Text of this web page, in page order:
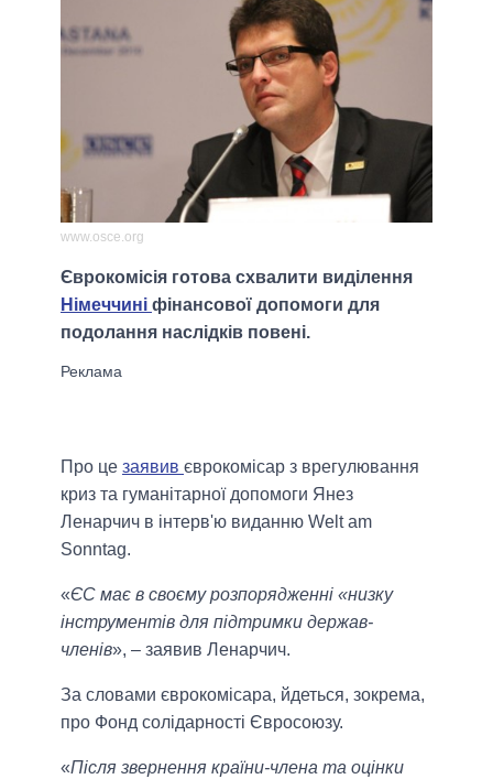
www.osce.org
Єврокомісія готова схвалити виділення
Німеччині фінансової допомоги для
подолання наслідків повені.
Про це заявив єврокомісар з врегулювання
криз та гуманітарної допомоги Янез
Ленарчич в інтерв'ю виданню Welt am
Sonntag.
«ЄС має в своєму розпорядженні «низку
інструментів для підтримки держав-
членів», – заявив Ленарчич.
За словами єврокомісара, йдеться, зокрема,
про Фонд солідарності Євросоюзу.
«Після звернення країни-члена та оцінки